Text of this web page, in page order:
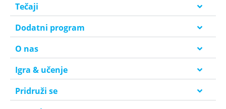
Tečaji
Dodatni program
O nas
Igra & učenje
Pridruži se